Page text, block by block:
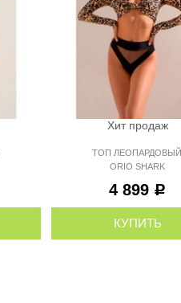
Хит продаж
ТОП
ORIO SHARK
4 899 Р
КУПИТЬ